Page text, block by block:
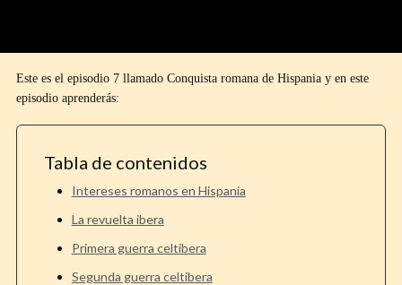
Este es el episodio 7 llamado Conquista romana de Hispania y en este
episodio aprenderás:
Tabla de contenidos
Intereses romanos en Hispania
La revuelta ibera
Primera guerra celtibera
Segunda guerra celtibera